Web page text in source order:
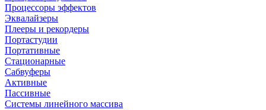
Процессоры эффектов
Эквалайзеры
Плееры и рекордеры
Портастудии
Портативные
Стационарные
Сабвуферы
Активные
Пассивные
Системы линейного массива